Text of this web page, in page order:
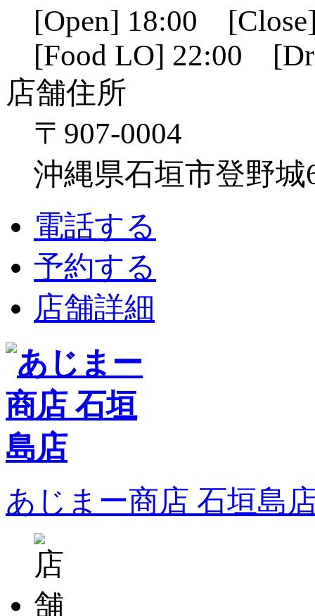
[Open] 18:00
[Food LO] 22:00
店舗住所
〒907-0004
沖縄県石垣市登野城
電話する
予約する
店舗詳細
あじまー商店 石垣島